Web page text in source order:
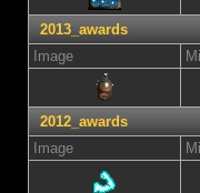
2013_awards
Image
2012_awards
Image